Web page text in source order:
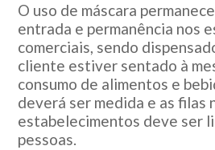
O uso de máscara
entrada e permanência nos
comerciais, sendo
cliente estiver sentado à
consumo de alimentos e
deverá ser medida e as filas
estabelecimentos deve ser
pessoas.